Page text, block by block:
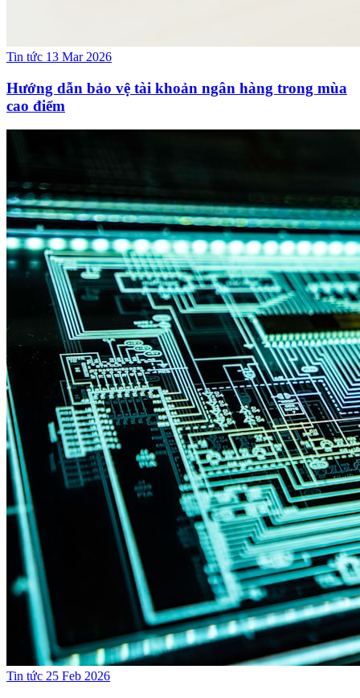
Tin tức 13 Mar 2026
Hướng dẫn bảo vệ tài khoản ngân hàng trong mùa
cao điểm
Tin tức 25 Feb 2026